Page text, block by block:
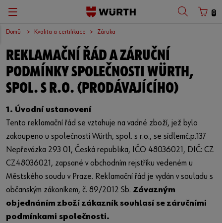
0
Domů Kvalita a certifikace Záruka
REKLAMAČNÍ ŘÁD A ZÁRUČNÍ
PODMÍNKY SPOLEČNOSTI WÜRTH,
SPOL. S R.O. (PRODÁVAJÍCÍHO)
1. Úvodní ustanovení
Tento reklamační řád se vztahuje na vadné zboží, jež bylo
zakoupeno u společnosti Würth, spol. s r.o., se sídlemč.p.137
Nepřevázka 293 01, Česká republika, IČO 48036021, DIČ: CZ
CZ48036021, zapsané v obchodním rejstříku vedeném u
Městského soudu v Praze. Reklamační řád je vydán v souladu s
občanským zákoníkem, č. 89/2012 Sb. Závazným
objednáním zboží zákazník souhlasí se záručními
podmínkami společnosti.